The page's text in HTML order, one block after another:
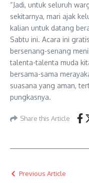
“Jadi, untuk seluruh
sekitarnya, mari ajak
kalian untuk datang
Sabtu ini. Acara ini
bersenang-senang
talenta-talenta muda
bersama-sama
suasana yang aman,
pungkasnya.
Share this Article
Previous Article